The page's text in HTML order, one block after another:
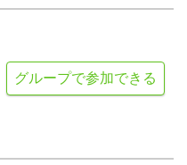
グループで参加できる